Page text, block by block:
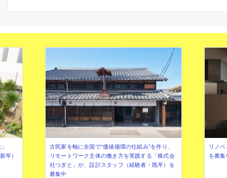
し、“躍動感のある豊かな環境”の創出を志
料や技術を重視した建築実践に加
て欧米の複数の大学でも教鞭を執
卒）
古民家を軸に全国で“価値循環の仕組み”を作り、
リモートワーク主体の働き方を実践する「株式会
社つぎと」が、設計スタッフ（経験者・既卒）を
募集中
リノ
を募